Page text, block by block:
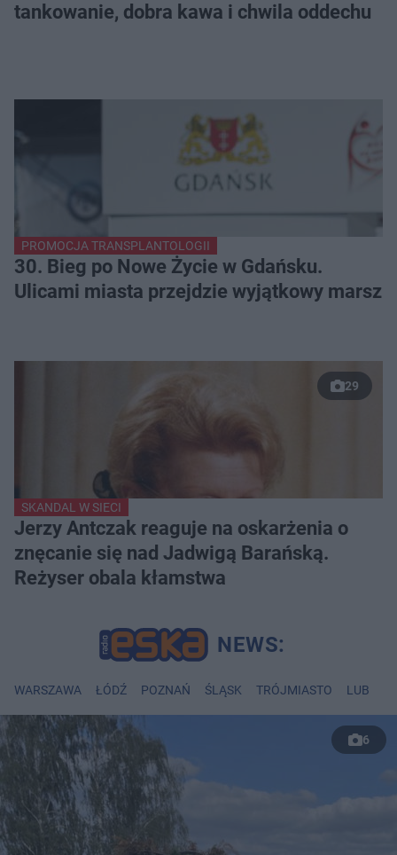
tankowanie, dobra kawa i chwila oddechu
PROMOCJA TRANSPLANTOLOGII
30. Bieg po Nowe Życie w Gdańsku.
Ulicami miasta przejdzie wyjątkowy marsz
29
SKANDAL W SIECI
Jerzy Antczak reaguje na oskarżenia o
znęcanie się nad Jadwigą Barańską.
Reżyser obala kłamstwa
WARSZAWA ŁÓDŹ POZNAŃ ŚLĄSK TRÓJMIASTO LUBLIN
6